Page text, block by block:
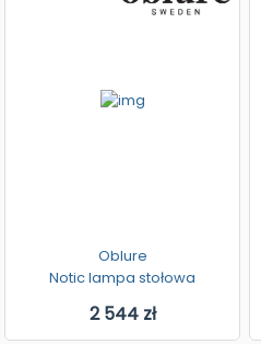
Oblure
Notic lampa stołowa
2 544 zł